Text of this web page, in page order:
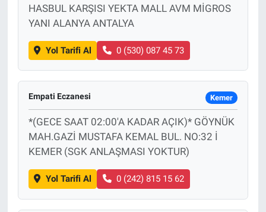
HASBUL KARŞISI YEKTA MALL AVM MİGROS
YANI ALANYA ANTALYA
Yol Tarifi Al 0 (530) 087 45 73
Empati Eczanesi Kemer
*(GECE SAAT 02:00'A KADAR AÇIK)* GÖYNÜK
MAH.GAZİ MUSTAFA KEMAL BUL. NO:32 İ
KEMER (SGK ANLAŞMASI YOKTUR)
Yol Tarifi Al 0 (242) 815 15 62